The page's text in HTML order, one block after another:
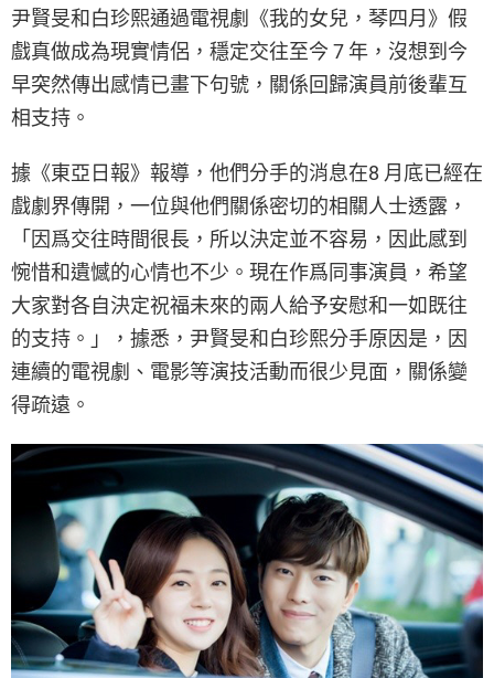
尹賢旻和白珍熙通過電視劇《我的女兒，琴四月》假
戲真做成為現實情侶，穩定交往至今 7 年，沒想到今
早突然傳出感情已畫下句號，關係回歸演員前後輩互
相支持。
據《東亞日報》報導，他們分手的消息在8 月底已經在
戲劇界傳開，一位與他們關係密切的相關人士透露，
「因爲交往時間很長，所以決定並不容易，因此感到
惋惜和遺憾的心情也不少。現在作爲同事演員，希望
大家對各自決定祝福未來的兩人給予安慰和一如既往
的支持。」，據悉，尹賢旻和白珍熙分手原因是，因
連續的電視劇、電影等演技活動而很少見面，關係變
得疏遠。